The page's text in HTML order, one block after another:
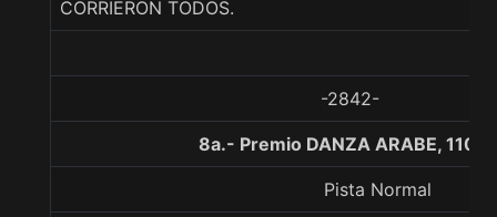
CORRIERON TODOS.
-2842-
8a.- Premio DANZA ARABE, 1100
Pista Normal